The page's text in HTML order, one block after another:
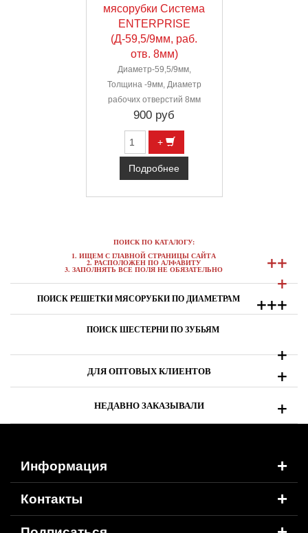
мясорубки Система
ENTERPRISE
(Д-59,5/9мм, раб.
отв. 8мм)
Диаметр-59,5/9мм,
Толщина -9мм, Диаметр
рабочих отверстий 8мм
900 руб
+
Подробнее
ПОИСК ПО КАТАЛОГУ:
1. ИЩЕМ С ГЛАВНОЙ СТРАНИЦЫ САЙТА
+
+
2. РАСПОЛОЖЕН ПО АЛФАВИТУ
3. ЗАПОЛНЯТЬ ВСЕ ПОЛЯ НЕ ОБЯЗАТЕЛЬНО +
ПОИСК РЕШЕТКИ МЯСОРУБКИ ПО ДИАМЕТРАМ +
+
+
ПОИСК ШЕСТЕРНИ ПО ЗУБЬЯМ
+
ДЛЯ ОПТОВЫХ КЛИЕНТОВ +
НЕДАВНО ЗАКАЗЫВАЛИ +
Информация +
Контакты +